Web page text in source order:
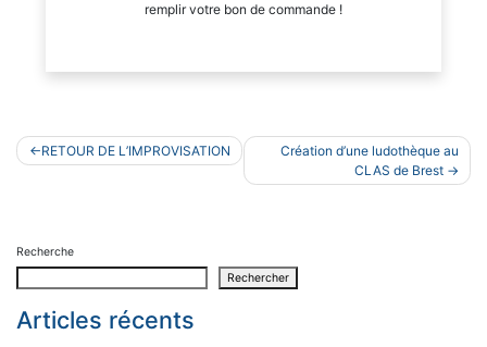
remplir votre bon de commande !
Navigation
de
RETOUR DE L’IMPROVISATION
Création d’une ludothèque au
CLAS de Brest
Recherche
Rechercher
Articles récents